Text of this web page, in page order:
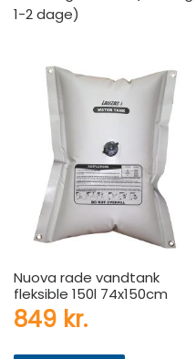
1-2 dage)
Nuova rade vandtank
fleksible 150l 74x150cm
849 kr.